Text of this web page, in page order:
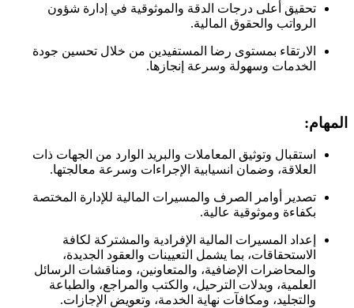
تحقيق أعلى درجات الدقة والموثوقية في إدارة شؤون
الرواتب والحقوق المالية.
الارتقاء بمستوى رضا المستفيدين من خلال تحسين جودة
الخدمات وسهولة وسرعة إنجازها.
المهام:
استقبال وتوثيق المعاملات والبريد الوارد من الجهات ذات
العلاقة، وضمان انسيابية الإجراءات وسرعة معالجتها.
تصدير أوامر الصرف والمسيرات المالية للإدارة المختصة
بكفاءة وموثوقية عالية.
إعداد المسيرات المالية الإفرادية والمشتركة لكافة
الاستحقاقات، بما يشمل التعيينات والعقود الجديدة،
والمحاضرات الإضافية، والمتعاونين، ومناقشات الرسائل
العلمية، وبدلات الترحيل، والكتب والمراجع، والطباعة
والتجليد، ومكافآت نهاية الخدمة، وتعويض الإجازات.